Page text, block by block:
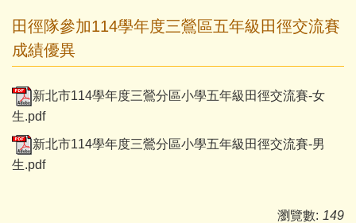
田徑隊參加114學年度三鶯區五年級田徑交流賽
成績優異
新北市114學年度三鶯分區小學五年級田徑交流賽-女
生.pdf
新北市114學年度三鶯分區小學五年級田徑交流賽-男
生.pdf
瀏覽數: 149